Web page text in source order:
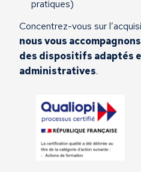
pratiques)
Concentrez-vous sur
nous vous
des dispositifs adaptés
administratives.